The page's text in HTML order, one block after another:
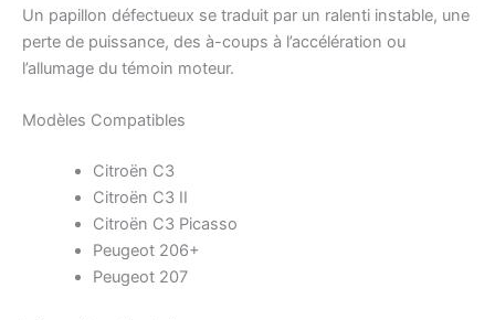
Un papillon défectueux se traduit par un ralenti instable, une
perte de puissance, des à-coups à l’accélération ou
l’allumage du témoin moteur.
Modèles Compatibles
Citroën C3
Citroën C3 II
Citroën C3 Picasso
Peugeot 206+
Peugeot 207